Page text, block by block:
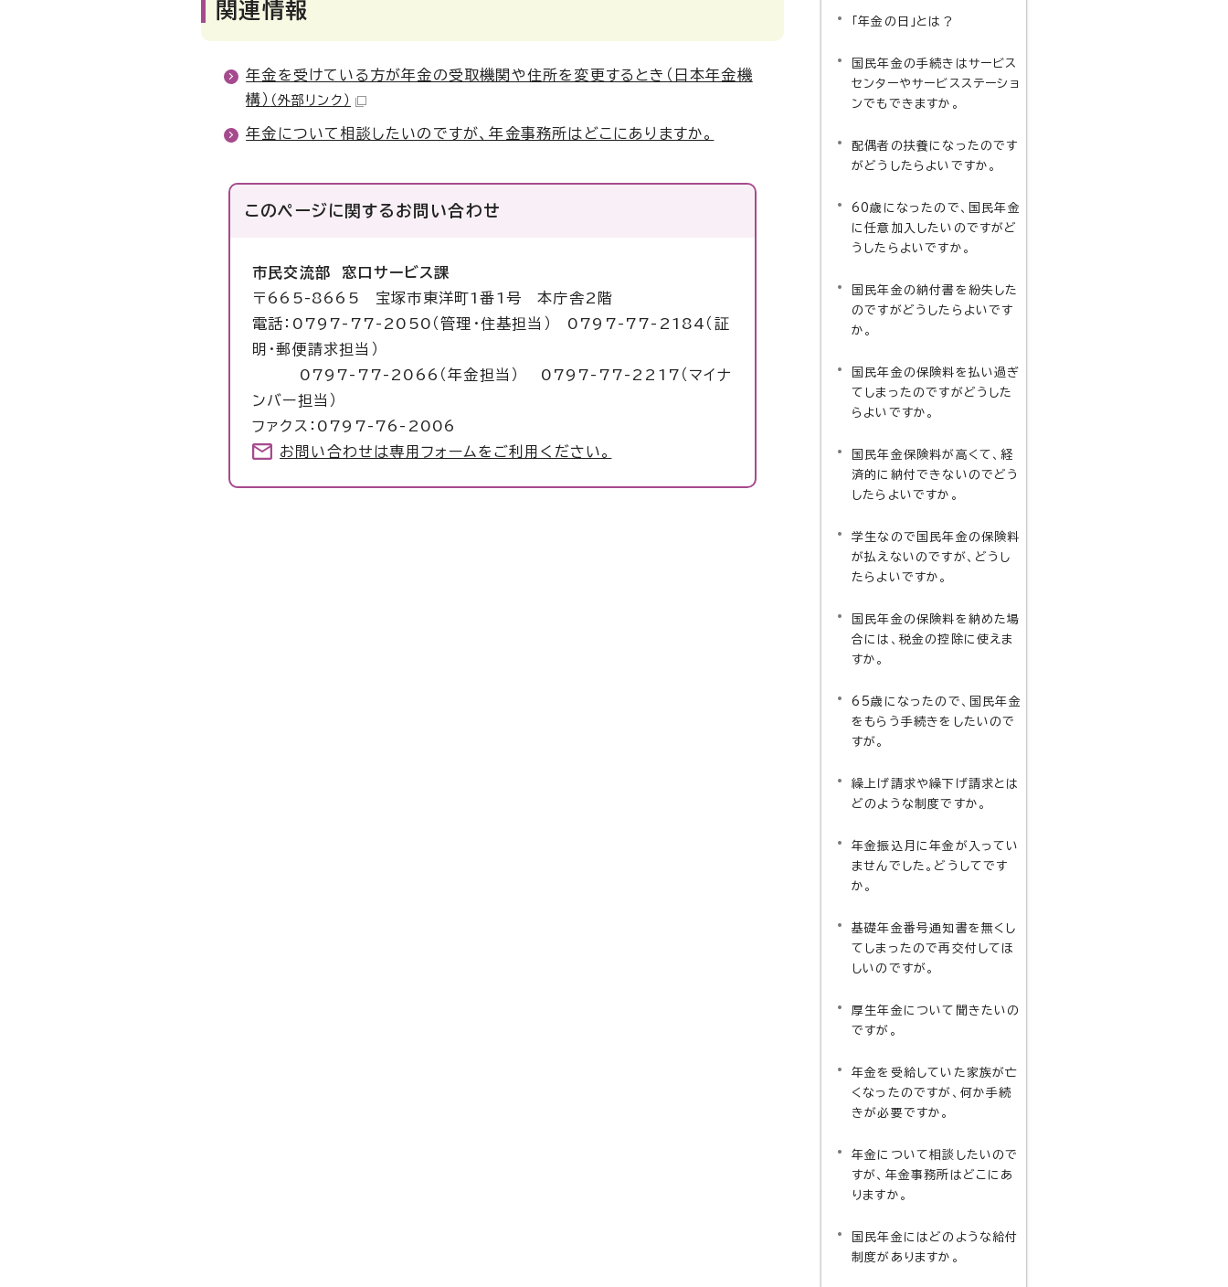
関連情報
年金を受けている方が年金の受取機関や住所を変更するとき（日本年金機
構） （外部リンク）
年金について相談したいのですが、年金事務所はどこにありますか。
このページに関する お問い合わせ
市民交流部 窓口サービス課
〒665-8665 宝塚市東洋町1番1号 本庁舎2階
電話：0797-77-2050（管理・住基担当） 0797-77-2184（証
明・郵便請求担当）
0797-77-2066（年金担当） 0797-77-2217（マイナ
ンバー担当）
ファクス：0797-76-2006
お問い合わせは専用フォームをご利用ください。
「年金の日」とは？
国民年金の手続きはサービス
センターやサービスステーショ
ンでもできますか。
配偶者の扶養になったのです
がどうしたらよいですか。
60歳になったので、国民年金
に任意加入したいのですがど
うしたらよいですか。
国民年金の納付書を紛失した
のですがどうしたらよいです
か。
国民年金の保険料を払い過ぎ
てしまったのですがどうした
らよいですか。
国民年金保険料が高くて、経
済的に納付できないのでどう
したらよいですか。
学生なので国民年金の保険料
が払えないのですが、どうし
たらよいですか。
国民年金の保険料を納めた場
合には、税金の控除に使えま
すか。
65歳になったので、国民年金
をもらう手続きをしたいので
すが。
繰上げ請求や繰下げ請求とは
どのような制度ですか。
年金振込月に年金が入ってい
ませんでした。どうしてです
か。
基礎年金番号通知書を無くし
てしまったので再交付してほ
しいのですが。
厚生年金について聞きたいの
ですが。
年金を受給していた家族が亡
くなったのですが、何か手続
きが必要ですか。
年金について相談したいので
すが、年金事務所はどこにあ
りますか。
国民年金にはどのような給付
制度がありますか。